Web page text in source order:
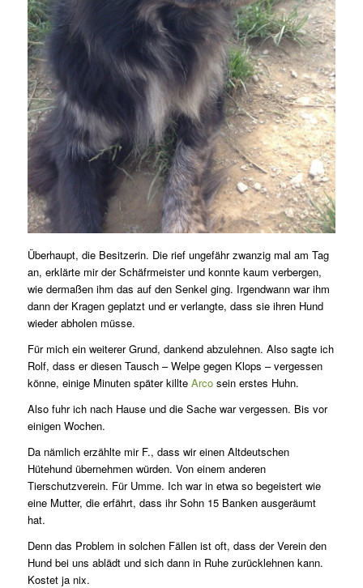
Überhaupt, die Besitzerin. Die rief ungefähr zwanzig mal am Tag
an, erklärte mir der Schäfrmeister und konnte kaum verbergen,
wie dermaßen ihm das auf den Senkel ging. Irgendwann war ihm
dann der Kragen geplatzt und er verlangte, dass sie ihren Hund
wieder abholen müsse.
Für mich ein weiterer Grund, dankend abzulehnen. Also sagte ich
Rolf, dass er diesen Tausch – Welpe gegen Klops – vergessen
könne, einige Minuten später killte Arco sein erstes Huhn.
Also fuhr ich nach Hause und die Sache war vergessen. Bis vor
einigen Wochen.
Da nämlich erzählte mir F., dass wir einen Altdeutschen
Hütehund übernehmen würden. Von einem anderen
Tierschutzverein. Für Umme. Ich war in etwa so begeistert wie
eine Mutter, die erfährt, dass ihr Sohn 15 Banken ausgeräumt
hat.
Denn das Problem in solchen Fällen ist oft, dass der Verein den
Hund bei uns ablädt und sich dann in Ruhe zurücklehnen kann.
Kostet ja nix.